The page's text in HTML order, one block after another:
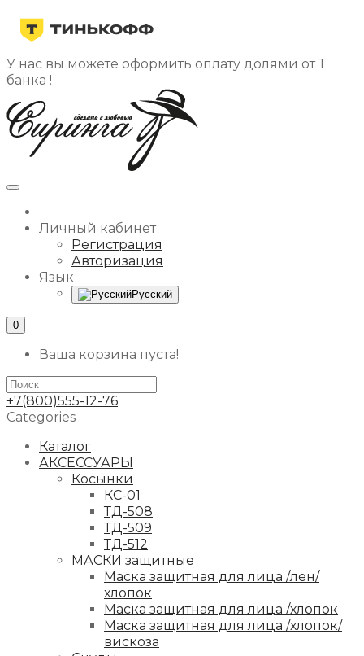
У нас вы можете оформить оплату долями от Т
банка !
Личный кабинет
Регистрация
Авторизация
Язык
Русский
0
Ваша корзина пуста!
+7(800)555-12-76
Categories
Каталог
АКСЕССУАРЫ
Косынки
КС-01
ТД-508
ТД-509
ТД-512
МАСКИ защитные
Маска защитная для лица /лен/
хлопок
Маска защитная для лица /хлопок
Маска защитная для лица /хлопок/
вискоза